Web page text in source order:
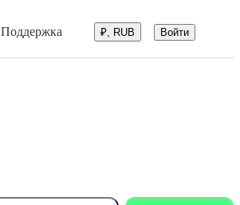
Поддержка ₽, RUB Войти